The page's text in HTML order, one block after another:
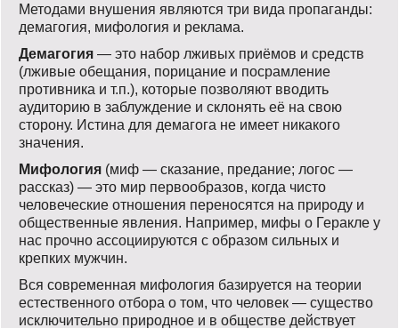
Методами внушения являются три вида пропаганды:
демагогия, мифология и реклама.
Демагогия — это набор лживых приёмов и средств
(лживые обещания, порицание и посрамление
противника и т.п.), которые позволяют вводить
аудиторию в заблуждение и склонять её на свою
сторону. Истина для демагога не имеет никакого
значения.
Мифология (миф — сказание, предание; логос —
рассказ) — это мир первообразов, когда чисто
человеческие отношения переносятся на природу и
общественные явления. Например, мифы о Геракле у
нас прочно ассоциируются с образом сильных и
крепких мужчин.
Вся современная мифология базируется на теории
естественного отбора о том, что человек — существо
исключительно природное и в обществе действует